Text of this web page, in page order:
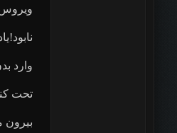
وارد
تحت
بیرون